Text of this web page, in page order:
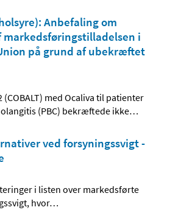
Anbefaling om
i
på grund af ubekræftet
(COBALT) med Ocaliva til patienter
(PBC) bekræftede ikke…
ved forsyningssvigt -
i listen over markedsførte
hvor…